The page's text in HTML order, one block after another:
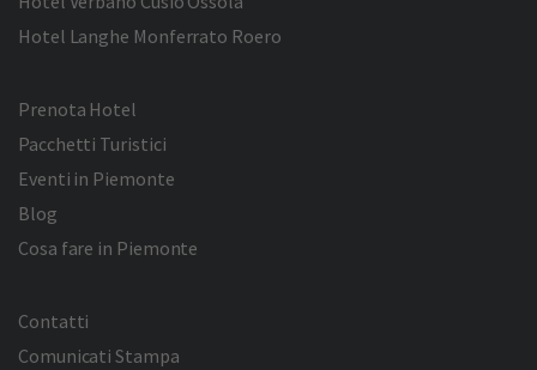
Hotel Langhe Monferrato Roero
Prenota Hotel
Pacchetti Turistici
Eventi in Piemonte
Blog
Cosa fare in Piemonte
Contatti
Comunicati Stampa